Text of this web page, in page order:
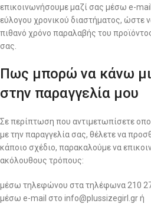
επικοινωνήσουμε μαζί σας μέσω e-
εύλογου χρονικού διαστήματος, ώστε
πιθανό χρόνο παραλαβής του
σας.
Πως μπορώ να κάνω
στην παραγγελία μου
Σε περίπτωση που αντιμετωπίσετε
με την παραγγελία σας, θέλετε να
κάποιο σχέδιο, παρακαλούμε να
ακόλουθους τρόπους:
μέσω τηλεφώνου στα τηλέφωνα 210
μέσω e-mail στο info@plussizegirl.gr ή